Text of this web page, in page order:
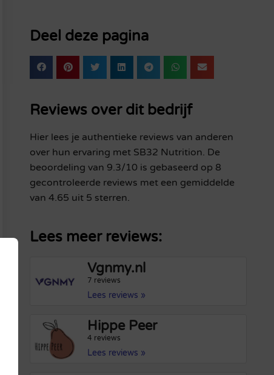
Deel deze pagina
Reviews over dit bedrijf
Hier lees je authentieke reviews van anderen
over hun ervaring met SB32 Nutrition. De
beoordeling van 9.3/10 is gebaseerd op 8
gecontroleerde reviews met een gemiddelde
van 4.65 uit 5 sterren.
Lees meer reviews:
Vgnmy.nl
7 reviews
Lees reviews »
Hippe Peer
4 reviews
Lees reviews »